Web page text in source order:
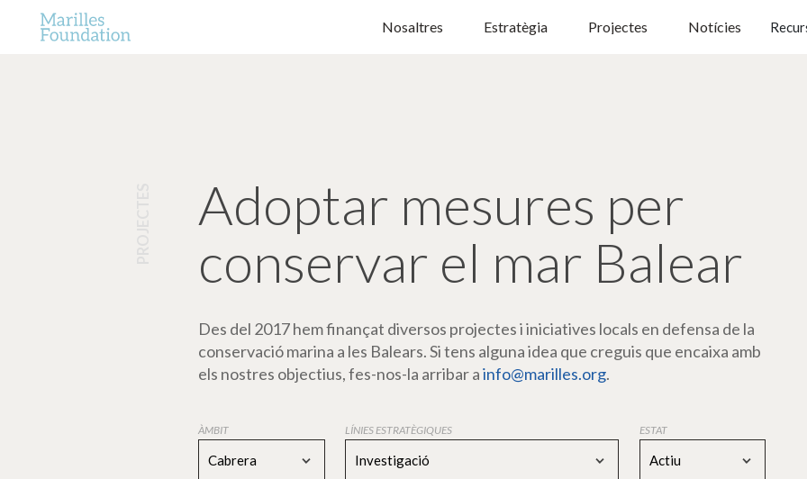
Nosaltres Estratègia Projectes Notícies
Adoptar mesures per
conservar el mar Balear
Des del 2017 hem finançat diversos projectes i iniciatives locals en defensa de la
conservació marina a les Balears. Si tens alguna idea que creguis que encaixa amb
els nostres objectius, fes-nos-la arribar ainfo@marilles.org.
ÀMBIT
Cabrera
LÍNIES ESTRATÈGIQUES
Investigació
ESTAT
Actiu